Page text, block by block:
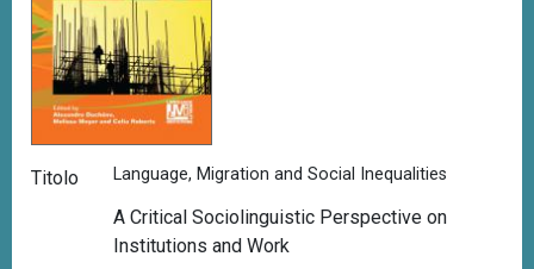
Titolo Language, Migration and Social Inequalities
A Critical Sociolinguistic Perspective on
Institutions and Work